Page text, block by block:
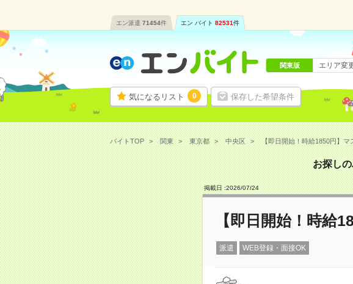
エン派遣 71454件 エン バイト 82531件
気になるリスト 0 保存した希望条件
関東版 エリア変
バイトTOP 関東 東京都 中央区 【即日開始！時給1850円】マ
お探し
掲載日 :2026/07/24
【即日開始！時給
派遣 WEB登録・面接OK